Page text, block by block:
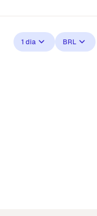
1 dia BRL